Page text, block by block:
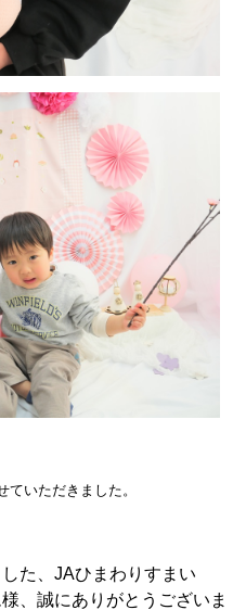
いただきました。
た、JAひまわりすまい
、誠にありがとうございま